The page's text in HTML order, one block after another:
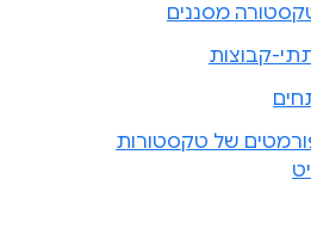
מסננים
קבוצות
של טקסטורות